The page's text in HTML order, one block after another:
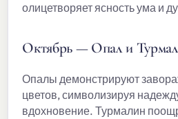
олицетворяет ясность ума и
Октябрь — Опал и
Опалы демонстрируют
цветов, символизируя
вдохновение. Турмалин